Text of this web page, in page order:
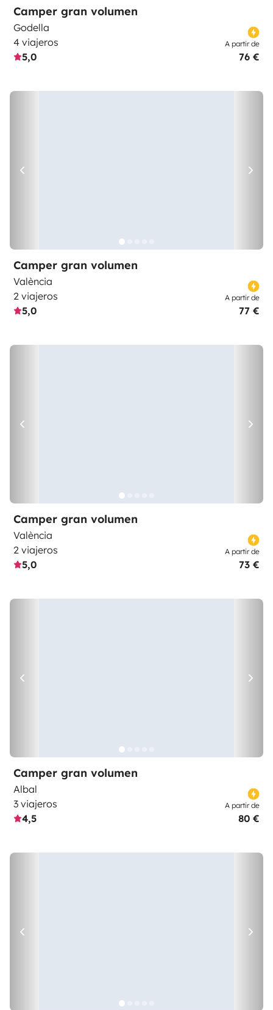
Camper gran volumen
Godella
4 viajeros
5,0
A partir de
76 €
Camper gran volumen
València
2 viajeros
5,0
A partir de
77 €
Camper gran volumen
València
2 viajeros
5,0
A partir de
73 €
Camper gran volumen
Albal
3 viajeros
4,5
A partir de
80 €